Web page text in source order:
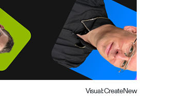
Visual: CreateNew